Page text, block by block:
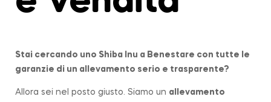
Stai cercando uno Shiba Inu a Benestare con tutte le
garanzie di un allevamento serio e trasparente?
Allora sei nel posto giusto. Siamo un allevamento